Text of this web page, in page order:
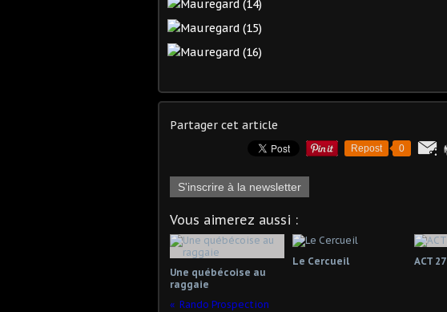
Partager cet article
Repost 0
S'inscrire à la newsletter
Vous aimerez aussi :
Une québécoise au
raggaie
Le Cercueil ACT 27
Rando Prospection